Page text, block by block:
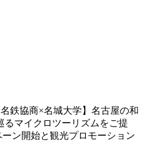
鉄協商×名城大学】名古屋の和
るマイクロツーリズムをご提
ン開始と観光プロモーション